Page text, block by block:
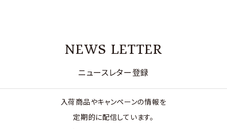
NEWS LETTER
ニュースレター登録
入荷商品やキャンペーンの情報を
定期的に配信しています。